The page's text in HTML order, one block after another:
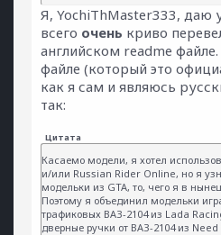
Я, YochiThMaster333, даю
всего очень криво
английском readme
файле (который это
как я сам и являюсь
так:
Цитата
Касаемо модели, я хотел
и/или Russian Rider Online, но я
модельки из GTA, то, чего я в
Поэтому я объединил модельки
трафиковых ВАЗ-2104 из Lada
дверные ручки от ВАЗ-2104 из